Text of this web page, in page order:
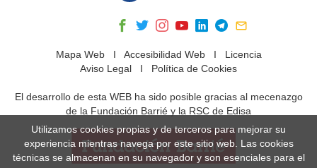
Mapa WebI Accesibilidad WebI Licencia
Aviso Legal I Política de Cookies
El desarrollo de esta WEB ha sido posible gracias al mecenazgo
de la Fundación Barrié y la RSC de Edisa
Utilizamos cookies propias y de terceros para mejorar su
experiencia mientras navega por este sitio web. Las cookies
técnicas se almacenan en su navegador y son esenciales para el